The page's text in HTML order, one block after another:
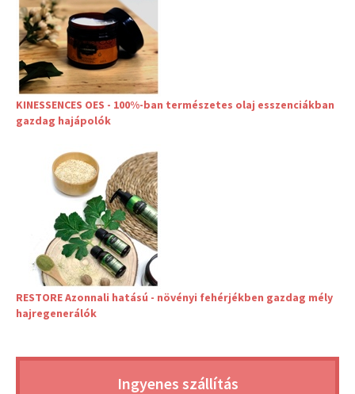
KINESSENCES OES - 100%-ban természetes olaj esszenciákban
gazdag hajápolók
RESTORE Azonnali hatású - növényi fehérjékben gazdag mély
hajregenerálók
Ingyenes szállítás